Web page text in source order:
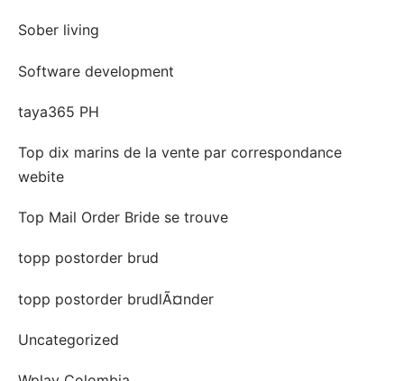
Sober living
Software development
taya365 PH
Top dix marins de la vente par correspondance
webite
Top Mail Order Bride se trouve
topp postorder brud
topp postorder brudlÃ¤nder
Uncategorized